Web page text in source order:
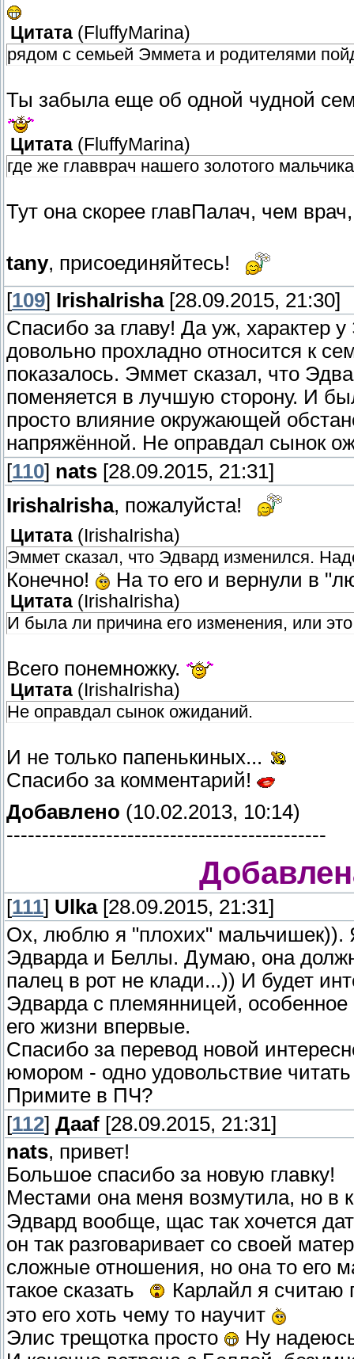
Цитата (FluffyMarina)
рядом с семьей Эммета и родителями
Ты забыла еще об одной чудной
Цитата (FluffyMarina)
где же главврач нашего золотого
Тут она скорее главПалач, чем
tany, присоединяйтесь!
[109] IrishaIrisha[28.09.2015, 21:30]
Спасибо за главу! Да уж, характер
довольно прохладно относится к
показалось. Эммет сказал, что
поменяется в лучшую сторону. И
просто влияние окружающей
напряжённой. Не оправдал сынок
[110] nats [28.09.2015, 21:31]
IrishaIrisha, пожалуйста!
Цитата ( IrishaIrisha)
Эммет сказал, что Эдвард изменился.
Конечно! На то его и вернули в
Цитата ( IrishaIrisha)
И была ли причина его изменения, или
Всего понемножку.
Цитата ( IrishaIrisha)
Не оправдал сынок ожиданий.
И не только папенькиных...
Спасибо за комментарий!
Добавлено (10.02.2013, 10:14)
---------------------------------------------
[111] Ulka[28.09.2015, 21:31]
Ох, люблю я "плохих" мальчишек)).
Эдварда и Беллы. Думаю, она
палец в рот не клади...)) И будет
Эдварда с племянницей, особенное
его жизни впервые.
Спасибо за перевод новой
юмором - одно удовольствие читать
Примите в ПЧ?
[112] Даaf [28.09.2015, 21:31]
nats, привет!
Большое спасибо за новую главку!
Местами она меня возмутила, но в
Эдвард вообще, щас так хочется
он так разговаривает со своей
сложные отношения, но она то его
такое сказать
Карлайл я считаю
это его хоть чему то научит
Элис трещотка просто
Ну